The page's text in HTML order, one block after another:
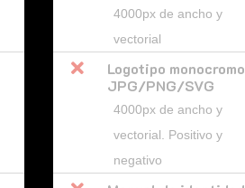
4000px de ancho y
vectorial

Logotipo monocromo
JPG/PNG/SVG
4000px de ancho y
vectorial. Positivo y
negativo